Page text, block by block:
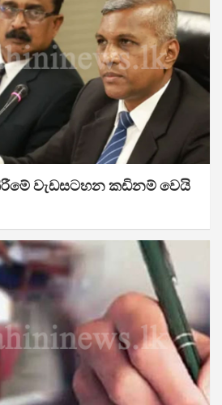
වැඩසටහන කඩිනම් වෙයි